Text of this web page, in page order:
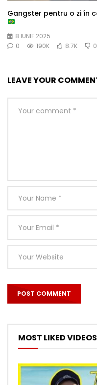
Gangster pentru o zi în
8 IUNIE 2025
0
190K 8.7K 0
LEAVE YOUR
MOST LIKED VIDEOS